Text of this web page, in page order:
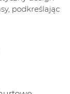
podkreślając